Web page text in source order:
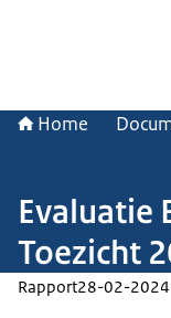
Home
Evaluatie
Toezicht
Rapport28-02-2024